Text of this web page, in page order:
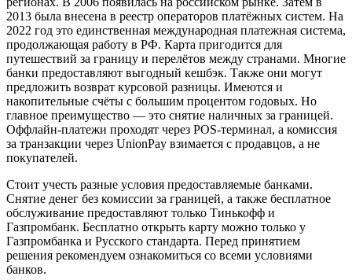
2013 была внесена в реестр операторов платёжных систем. На
2022 год это единственная международная платежная система,
продолжающая работу в РФ. Карта пригодится для
путешествий за границу и перелётов между странами. Многие
банки предоставляют выгодный кешбэк. Также они могут
предложить возврат курсовой разницы. Имеются и
накопительные счёты с большим процентом годовых. Но
главное преимущество — это снятие наличных за границей.
Оффлайн-платежи проходят через POS-терминал, а комиссия
за транзакции через UnionPay взимается с продавцов, а не
покупателей.
Стоит учесть разные условия предоставляемые банками.
Снятие денег без комиссии за границей, а также бесплатное
обслуживание предоставляют только Тинькофф и
Газпромбанк. Бесплатно открыть карту можно только у
Газпромбанка и Русского стандарта. Перед принятием
решения рекомендуем ознакомиться со всеми условиями
банков.